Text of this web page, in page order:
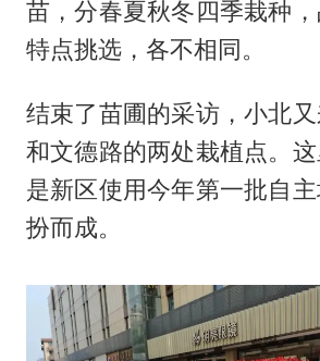
苗，分春夏秋冬四季栽种
特点挑选，各不相同。
结束了苗圃的采访，小北
和文德路的两处栽植点。
是新区使用今年第一批自
扮而成。